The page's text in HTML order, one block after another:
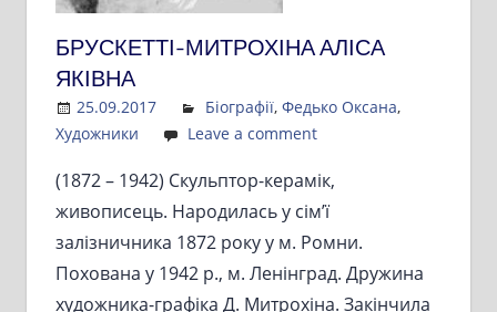
БРУСКЕТТІ-МИТРОХІНА АЛІСА
ЯКІВНА
25.09.2017 Admin
Біографії, Федько Оксана,
Художники
Leave a comment
(1872 – 1942) Скульптор-керамік,
живописець. Народилась у сім’ї
залізничника 1872 року у м. Ромни.
Похована у 1942 р., м. Ленінград. Дружина
художника-графіка Д. Митрохіна. Закінчила